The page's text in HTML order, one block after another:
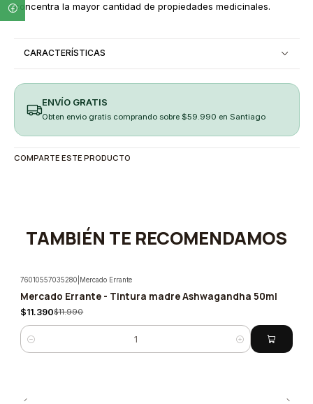
concentra la mayor cantidad de propiedades medicinales.
CARACTERÍSTICAS
ENVÍO GRATIS
Obten envio gratis comprando sobre $59.990 en Santiago
COMPARTE ESTE PRODUCTO
TAMBIÉN TE RECOMENDAMOS
-5%
76010557035280 Mercado Errante
Mercado Errante - Tintura madre Ashwagandha 50ml
$11.390$11.990
Cantidad